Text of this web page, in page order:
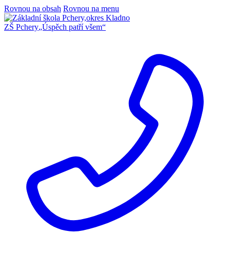
Rovnou na obsah Rovnou na menu
ZŠ Pchery„Úspěch patří všem“